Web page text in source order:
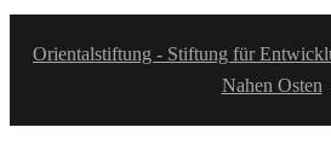
Orientalstiftung - Stiftung für
Nahen Osten